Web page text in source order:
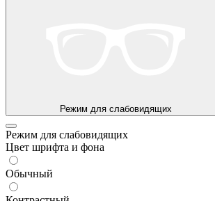
Режим для слабовидящих
Режим для слабовидящих
Цвет шрифта и фона
Обычный